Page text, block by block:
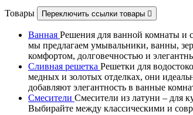
Товары Переключить ссылки товары 
Ванная Решения для ванной комнаты и
мы предлагаем умывальники, ванны,
комфортом, долговечностью и
Сливная решетка Решетки для
медных и золотых отделках, они
добавляют элегантность в ванные
Смесители Смесители из латуни – для
Выбирайте между классическими и